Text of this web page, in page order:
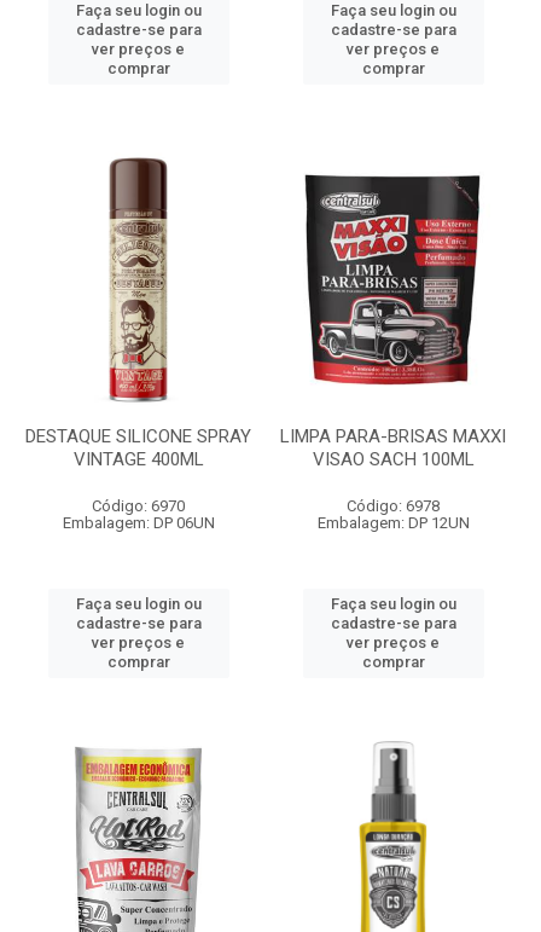
Faça seu login ou
cadastre-se para
ver preços e
comprar
Faça seu login ou
cadastre-se para
ver preços e
comprar
DESTAQUE SILICONE SPRAY
VINTAGE 400ML
Código: 6970
Embalagem: DP 06UN
Faça seu login ou
cadastre-se para
ver preços e
comprar
LIMPA PARA-BRISAS MAXXI
VISAO SACH 100ML
Código: 6978
Embalagem: DP 12UN
Faça seu login ou
cadastre-se para
ver preços e
comprar